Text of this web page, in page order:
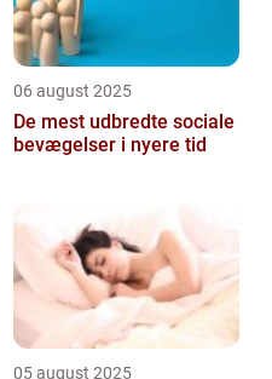
06 august 2025
De mest udbredte sociale
bevægelser i nyere tid
05 august 2025